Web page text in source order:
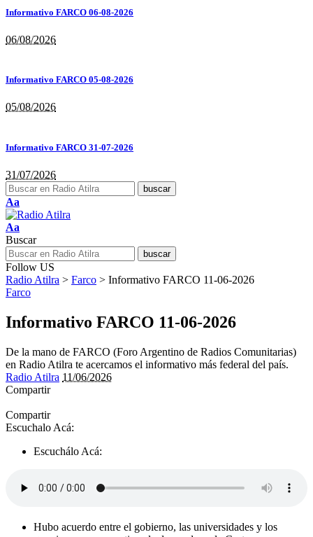
Informativo FARCO 06-08-2026
06/08/2026
Informativo FARCO 05-08-2026
05/08/2026
Informativo FARCO 31-07-2026
31/07/2026
Aa
Aa
Buscar
Follow US
Radio Atilra > Farco > Informativo FARCO 11-06-2026
Farco
Informativo FARCO 11-06-2026
De la mano de FARCO (Foro Argentino de Radios Comunitarias)
en Radio Atilra te acercamos el informativo más federal del país.
Radio Atilra 11/06/2026
Compartir
Compartir
Escuchalo Acá:
Escuchálo Acá:
Hubo acuerdo entre el gobierno, las universidades y los